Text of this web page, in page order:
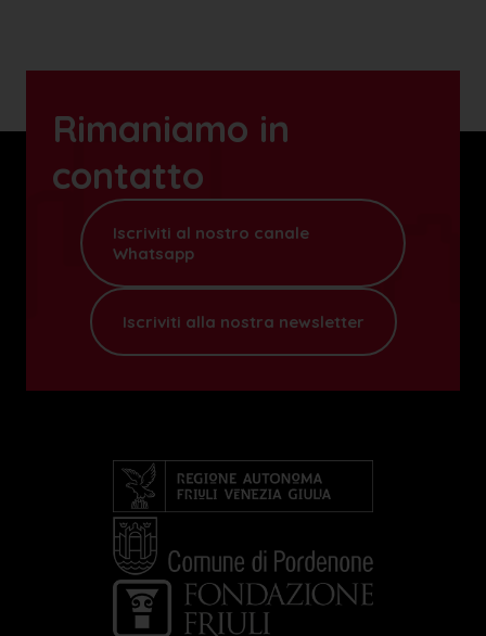
Rimaniamo in
contatto
Iscriviti al nostro canale
Whatsapp
Iscriviti alla nostra newsletter